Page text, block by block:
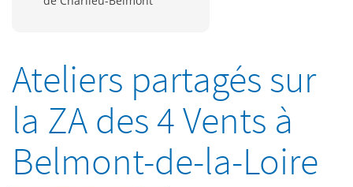
Ateliers partagés sur
la ZA des 4 Vents à
Belmont-de-la-Loire